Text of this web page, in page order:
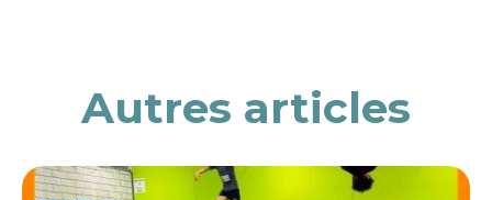
Autres articles